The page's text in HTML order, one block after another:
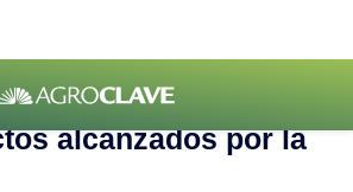
alcanzados por la